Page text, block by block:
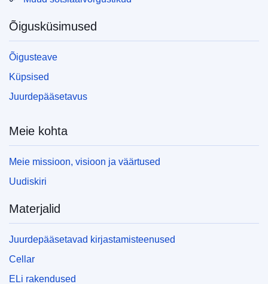
Õigusküsimused
Õigusteave
Küpsised
Juurdepääsetavus
Meie kohta
Meie missioon, visioon ja väärtused
Uudiskiri
Materjalid
Juurdepääsetavad kirjastamisteenused
Cellar
ELi rakendused